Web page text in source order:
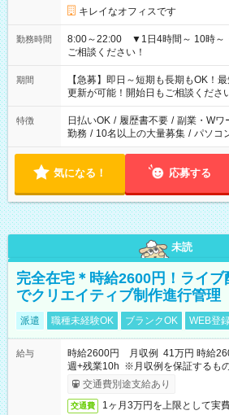
キレイなオフィスです
勤務時間
8:00～22:00 ▼1日4時間～ 10時～
ご相談ください！
期間
【急募】即日～短期も長期もOK！
更新が可能！開始日もご相談くださ
特徴 日払いOK / 履歴書不要 / 副業・Wワ
勤務 / 10名以上の大量募集 / パソコ
気になる！ 応募する
未読
完全在宅＊時給2600円！ライ
でクリエイティブ制作進行管理
派遣 職種未経験OK ブランクOK WEB登
給与
時給2600円 月収例 41万円 時給
週+残業10h ※月収例を保証するも
受取りサービス利用可（利用条件有）
交通費別途支給あり
交通費 1ヶ月3万円を上限として実